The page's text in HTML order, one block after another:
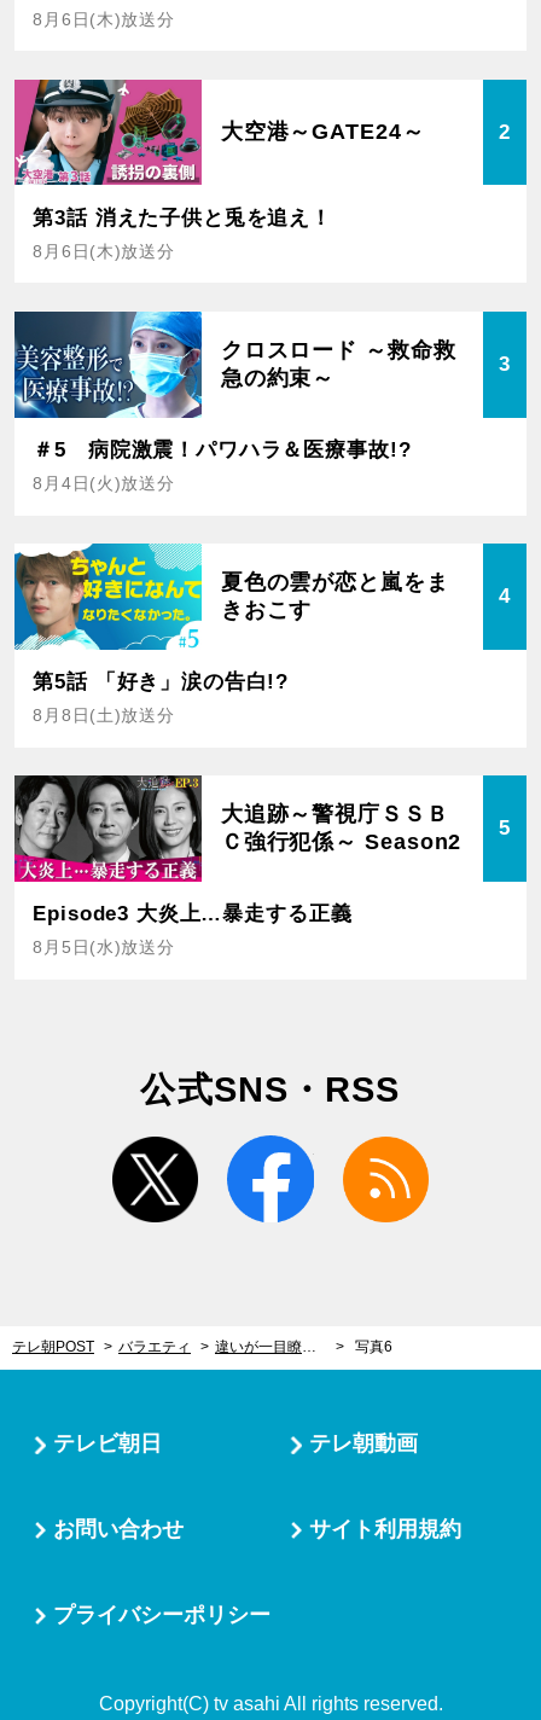
8月6日(木)放送分
大空港～GATE24～ 2
第3話 消えた子供と兎を追え！
8月6日(木)放送分
クロスロード ～救命救
急の約束～
3
＃5 病院激震！パワハラ＆医療事故!?
8月4日(火)放送分
夏色の雲が恋と嵐をま
きおこす
4
第5話 「好き」涙の告白!?
8月8日(土)放送分
大追跡～警視庁ＳＳＢ
Ｃ強行犯係～ Season2
5
Episode3 大炎上…暴走する正義
8月5日(水)放送分
公式SNS・RSS
twitter facebook
テレ朝POST バラエティ 写真6
テレビ朝日 テレ朝動画
お問い合わせ サイト利用規約
プライバシーポリシー
Copyright(C) tv asahi All rights reserved.